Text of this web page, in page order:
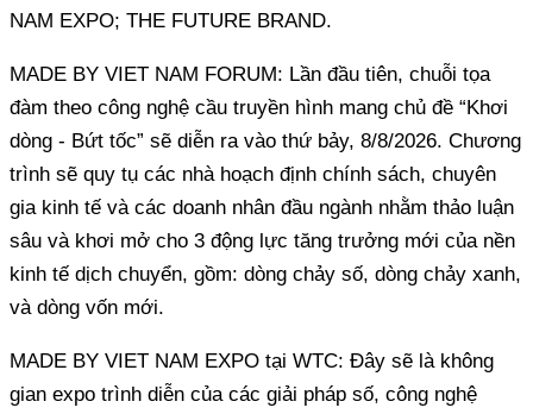
NAM EXPO; THE FUTURE BRAND.
MADE BY VIET NAM FORUM: Lần đầu tiên, chuỗi tọa
đàm theo công nghệ cầu truyền hình mang chủ đề “Khơi
dòng - Bứt tốc” sẽ diễn ra vào thứ bảy, 8/8/2026. Chương
trình sẽ quy tụ các nhà hoạch định chính sách, chuyên
gia kinh tế và các doanh nhân đầu ngành nhằm thảo luận
sâu và khơi mở cho 3 động lực tăng trưởng mới của nền
kinh tế dịch chuyển, gồm: dòng chảy số, dòng chảy xanh,
và dòng vốn mới.
MADE BY VIET NAM EXPO tại WTC: Đây sẽ là không
gian expo trình diễn của các giải pháp số, công nghệ